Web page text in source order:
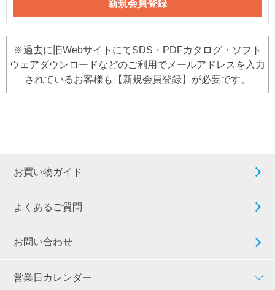
※過去に旧WebサイトにてSDS・PDFカタログ・ソフト
ウェアダウンロードなどのご利用でメールアドレスを入力
されているお客様も【新規会員登録】が必要です。
お買い物ガイド
よくあるご質問
お問い合わせ
営業日カレンダー